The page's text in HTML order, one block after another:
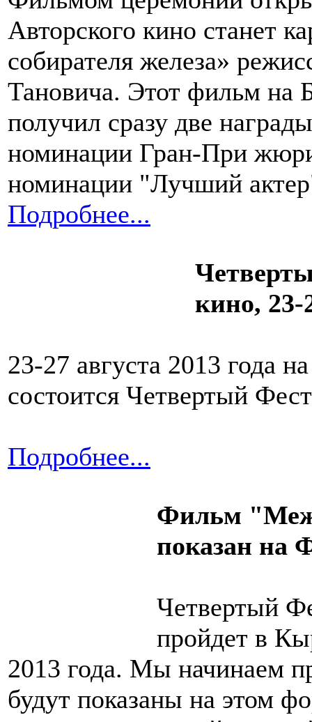
Авторского кино станет
собирателя железа»
Тановича. Этот фильм
получил сразу две
номинации Гран-При
номинации "Лучший
Подробнее...
кино, 23-
23-27 августа 2013 года
состоится Четвертый
Подробнее...
Фильм
показан на
Четвертый
пройдет в
2013 года. Мы начинаем
будут показаны на этом